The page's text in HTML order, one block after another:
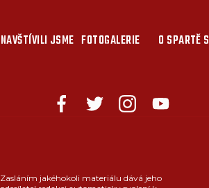
NAVŠTÍVILI JSME FOTOGALERIE O SPARTĚ S
Zasláním jakéhokoli materiálu dává jeho